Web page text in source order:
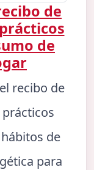
de
de
recibo de
de
para